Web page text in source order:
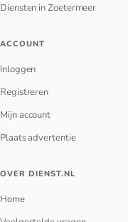
Diensten in Zoetermeer
ACCOUNT
Inloggen
Registreren
Mijn account
Plaats advertentie
OVER DIENST.NL
Home